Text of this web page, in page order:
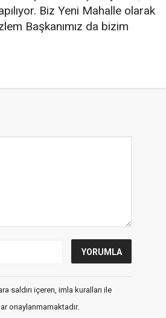
Biz Yeni Mahalle olarak
Başkanımız da bizim
saldırı içeren, imla kuralları ile
onaylanmamaktadır.